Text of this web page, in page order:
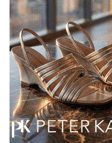
сникерины
кроссовок
Но в модели Miu Miu
05.08.2026 3868